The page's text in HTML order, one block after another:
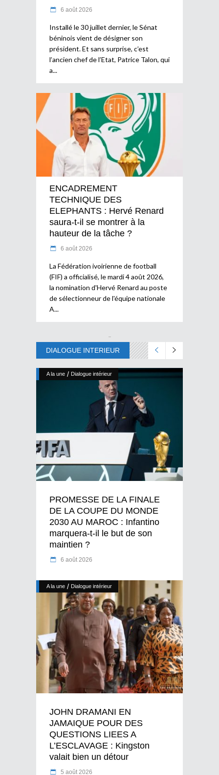
6 août 2026
Installé le 30 juillet dernier, le Sénat
béninois vient de désigner son
président. Et sans surprise, c’est
l’ancien chef de l’Etat, Patrice Talon, qui
a
ENCADREMENT
TECHNIQUE DES
ELEPHANTS : Hervé Renard
saura-t-il se montrer à la
hauteur de la tâche ?
6 août 2026
La Fédération ivoirienne de football
(FIF) a officialisé, le mardi 4 août 2026,
la nomination d'Hervé Renard au poste
de sélectionneur de l'équipe nationale
A
DIALOGUE INTERIEUR
A la une / Dialogue intérieur
PROMESSE DE LA FINALE
DE LA COUPE DU MONDE
2030 AU MAROC : Infantino
marquera-t-il le but de son
maintien ?
6 août 2026
A la une / Dialogue intérieur
JOHN DRAMANI EN
JAMAIQUE POUR DES
QUESTIONS LIEES A
L’ESCLAVAGE : Kingston
valait bien un détour
5 août 2026